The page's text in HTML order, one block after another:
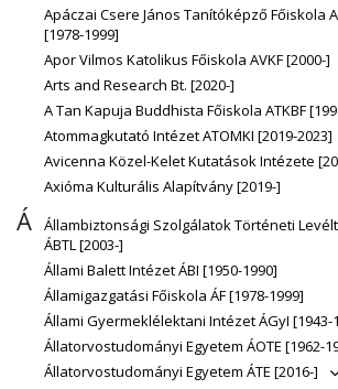
Apáczai Csere János Tanítóképző Főiskola
[1978-1999]
Apor Vilmos Katolikus Főiskola AVKF [2000-]
Arts and Research Bt. [2020-]
A Tan Kapuja Buddhista Főiskola ATKBF
Atommagkutató Intézet ATOMKI [2019-2023]
Avicenna Közel-Kelet Kutatások Intézete
Axióma Kulturális Alapítvány [2019-]
Á
Állambiztonsági Szolgálatok Történeti
ÁBTL [2003-]
Állami Balett Intézet ÁBI [1950-1990]
Államigazgatási Főiskola ÁF [1978-1999]
Állami Gyermeklélektani Intézet ÁGyI [1943-
Állatorvostudományi Egyetem ÁOTE [1962-
Állatorvostudományi Egyetem ÁTE [2016-]